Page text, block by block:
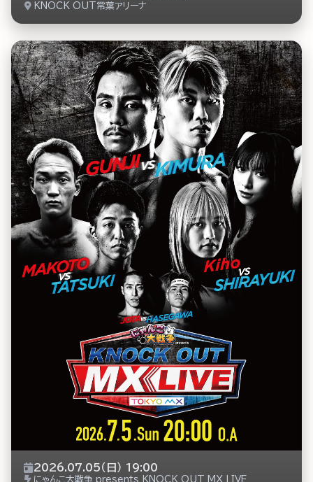
KNOCK OUT常葉アリーナ
2026.07.05（日） 19:00
にゃんこ大戦争 presents KNOCK OUT MX LIVE